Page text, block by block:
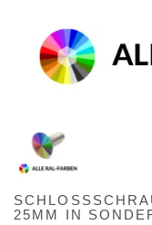
25MM IN